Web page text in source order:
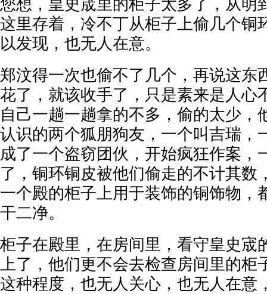
您想，皇史宬里的柜子太多了，从明
这里存着，冷不丁从柜子上偷几个铜
以发现，也无人在意。
郑汶得一次也偷不了几个，再说这东
花了，就该收手了，只是素来是人心
自己一趟一趟拿的不多，偷的太少，
认识的两个狐朋狗友，一个叫吉瑞，
成了一个盗窃团伙，开始疯狂作案，
了，铜环铜皮被他们偷走的不计其数
一个殿的柜子上用于装饰的铜饰物，
干二净。
柜子在殿里，在房间里，看守皇史宬
上了，他们更不会去检查房间里的柜
这种程度，也无人关心，也无人在意